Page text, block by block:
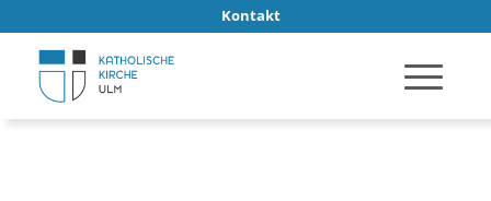
Kontakt